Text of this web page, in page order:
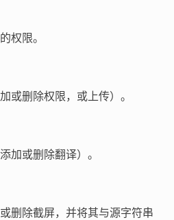
权限。
或删除权限，或上传）。
加或删除翻译）。
删除截屏，并将其与源字符串